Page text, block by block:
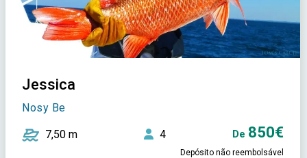
Jessica
Nosy Be
7,50 m 4 De 850€
Depósito não reembolsável